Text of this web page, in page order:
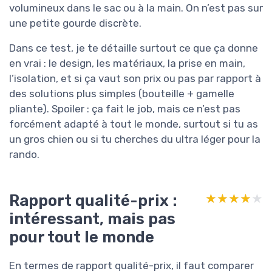
volumineux dans le sac ou à la main. On n’est pas sur
une petite gourde discrète.
Dans ce test, je te détaille surtout ce que ça donne
en vrai : le design, les matériaux, la prise en main,
l’isolation, et si ça vaut son prix ou pas par rapport à
des solutions plus simples (bouteille + gamelle
pliante). Spoiler : ça fait le job, mais ce n’est pas
forcément adapté à tout le monde, surtout si tu as
un gros chien ou si tu cherches du ultra léger pour la
rando.
Rapport qualité-prix :
intéressant, mais pas
pour tout le monde
★★★★★
★★★★★
En termes de rapport qualité-prix, il faut comparer